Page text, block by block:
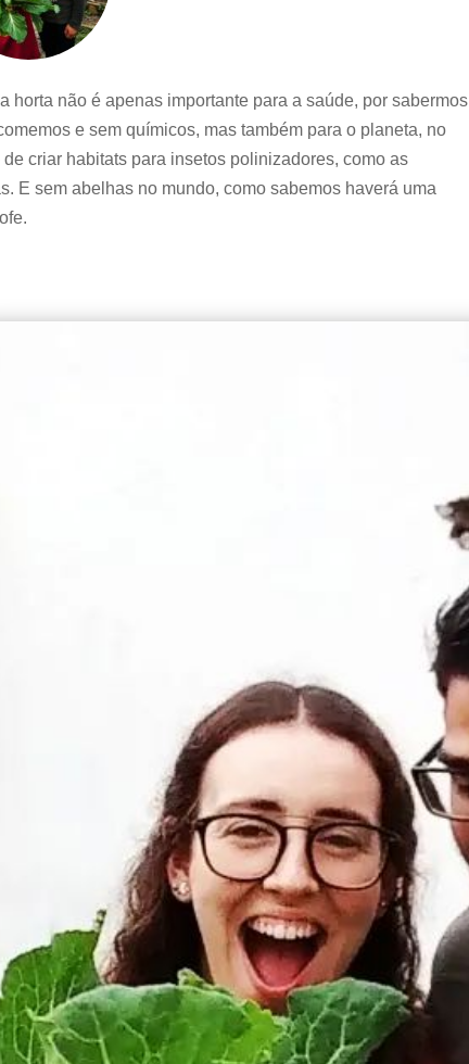
horta não é apenas importante para a saúde, por sabermos
e sem químicos, mas também para o planeta, no
de criar habitats para insetos polinizadores, como as
E sem abelhas no mundo, como sabemos haverá uma